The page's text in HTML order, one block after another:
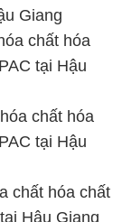
Giang
chất hóa
tại Hậu
chất hóa
tại Hậu
chất hóa chất
Hậu Giang